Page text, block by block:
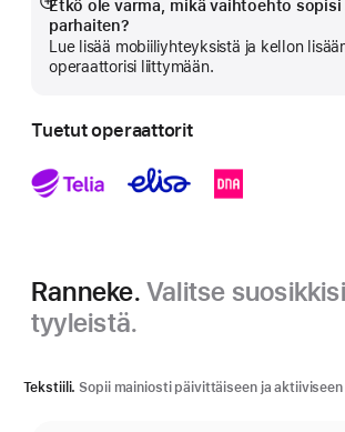
Etkö ole varma, mikä vaihtoehto
parhaiten?
Lue lisää mobiiliyhteyksistä ja kellon
operaattorisi liittymään.
Näytä
lisää
Tuetut operaattorit
Ranneke. Valitse
tyyleistä.
Tekstiili. Sopii mainiosti päivittäiseen ja